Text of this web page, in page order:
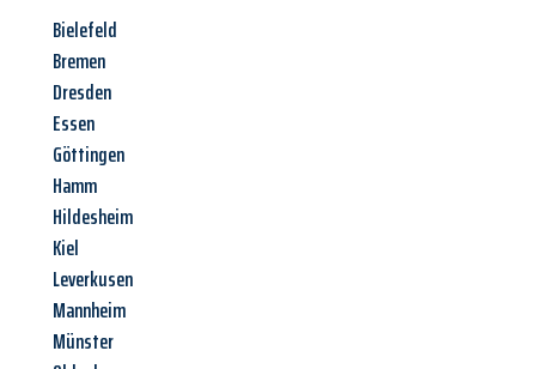
Bielefeld
Bremen
Dresden
Essen
Göttingen
Hamm
Hildesheim
Kiel
Leverkusen
Mannheim
Münster